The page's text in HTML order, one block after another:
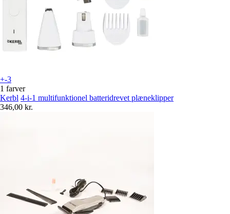
+-3
1 farver
Kerbl 4-i-1 multifunktionel batteridrevet plæneklipper
346,00 kr.